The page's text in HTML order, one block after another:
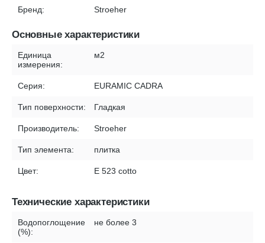
Бренд: Stroeher
Основные характеристики
Единица
измерения:
м2
Серия: EURAMIC CADRA
Тип поверхности: Гладкая
Производитель: Stroeher
Тип элемента: плитка
Цвет: E 523 cotto
Технические характеристики
Водопоглощение
(%):
не более 3